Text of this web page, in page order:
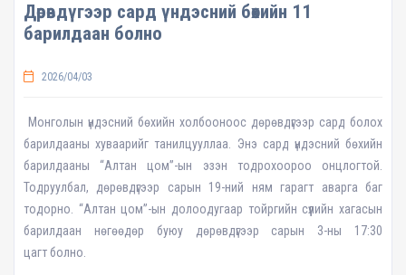
Дөрөвдүгээр сард үндэсний бөхийн 11
барилдаан болно
2026/04/03
Монголын үндэсний бөхийн холбооноос дөрөвдүгээр сард болох
барилдааны хуваарийг танилцууллаа. Энэ сард үндэсний бөхийн
барилдааны “Алтан цом”-ын эзэн тодрохоороо онцлогтой.
Тодруулбал, дөрөвдүгээр сарын 19-ний ням гарагт аварга баг
тодорно. “Алтан цом”-ын долоодугаар тойргийн сүүлийн хагасын
барилдаан нөгөөдөр буюу дөрөвдүгээр сарын 3-ны 17:30
цагт болно.